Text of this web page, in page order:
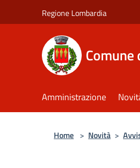
Regione Lombardia
Comune
Amministrazione
Home > Novità >